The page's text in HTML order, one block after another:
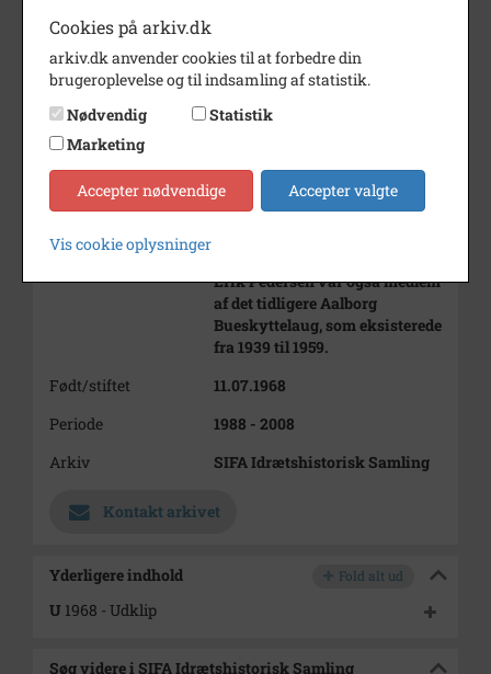
Deltog ved OL 1988 i Seoul og OL
1992 i Barcelona.
Aalborg Bueskyttelaug blev
Danmark i 1975. Klubben
begyndte at tage form nogle få
år før og blev grundlagt af Knud
Erik Pedersen var også medlem
af det tidligere Aalborg
Bueskyttelaug, som eksisterede
fra 1939 til 1959.
Født/stiftet
11.07.1968
Periode
1988 - 2008
Arkiv
SIFA Idrætshistorisk Samling
Kontakt arkivet
Yderligere indhold Fold alt ud
U 1968 - Udklip
Søg videre i SIFA Idrætshistorisk Samling
Cookies på arkiv.dk
arkiv.dk anvender cookies til at forbedre din
brugeroplevelse og til indsamling af statistik.
Nødvendig
Statistik
Marketing
Accepter nødvendige Accepter valgte
Vis cookie oplysninger